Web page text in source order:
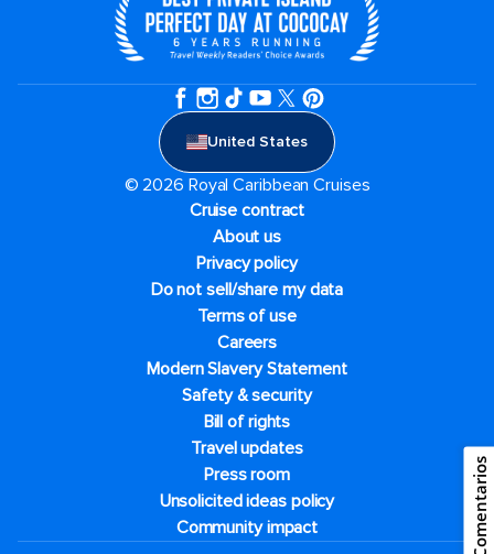
United States
© 2026 Royal Caribbean Cruises
Cruise contract
About us
Privacy policy
Do not sell/share my data
Terms of use
Careers
Modern Slavery Statement
Safety & security
Bill of rights
Travel updates
Press room
Unsolicited ideas policy
Community impact
Comentarios